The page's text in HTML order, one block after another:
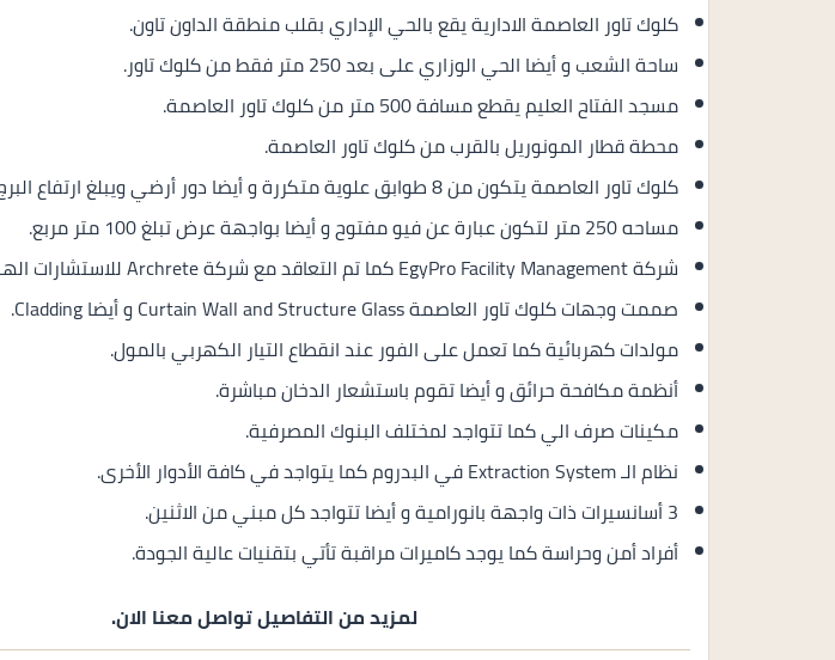
كلوك تاور العاصمة الادارية يقع بالحي الإداري بقلب منطقة الداون تاون.
ساحة الشعب و أيضا الحي الوزاري على بعد 250 متر فقط من كلوك تاور.
مسجد الفتاح العليم يقطع مسافة 500 متر من كلوك تاور العاصمة.
محطة قطار المونوريل بالقرب من كلوك تاور العاصمة.
كلوك تاور العاصمة يتكون من 8 طوابق علوية متكررة و أيضا دور أرضي ويبلغ ارتفاع البرج 40 متر.
مساحه 250 متر لتكون عبارة عن فيو مفتوح و أيضا بواجهة عرض تبلغ 100 متر مربع.
شركة EgyPro Facility Management كما تم التعاقد مع شركة Archrete للاستشارات الهندسية.
صممت وجهات كلوك تاور العاصمة Curtain Wall and Structure Glass و أيضا Cladding.
مولدات كهربائية كما تعمل على الفور عند انقطاع التيار الكهربي بالمول.
أنظمة مكافحة حرائق و أيضا تقوم باستشعار الدخان مباشرة.
مكينات صرف الي كما تتواجد لمختلف البنوك المصرفية.
نظام الـ Extraction System في البدروم كما يتواجد في كافة الأدوار الأخرى.
3 أسانسيرات ذات واجهة بانورامية و أيضا تتواجد كل مبني من الاثنين.
أفراد أمن وحراسة كما يوجد كاميرات مراقبة تأتي بتقنيات عالية الجودة.
لمزيد من التفاصيل تواصل معنا الان.